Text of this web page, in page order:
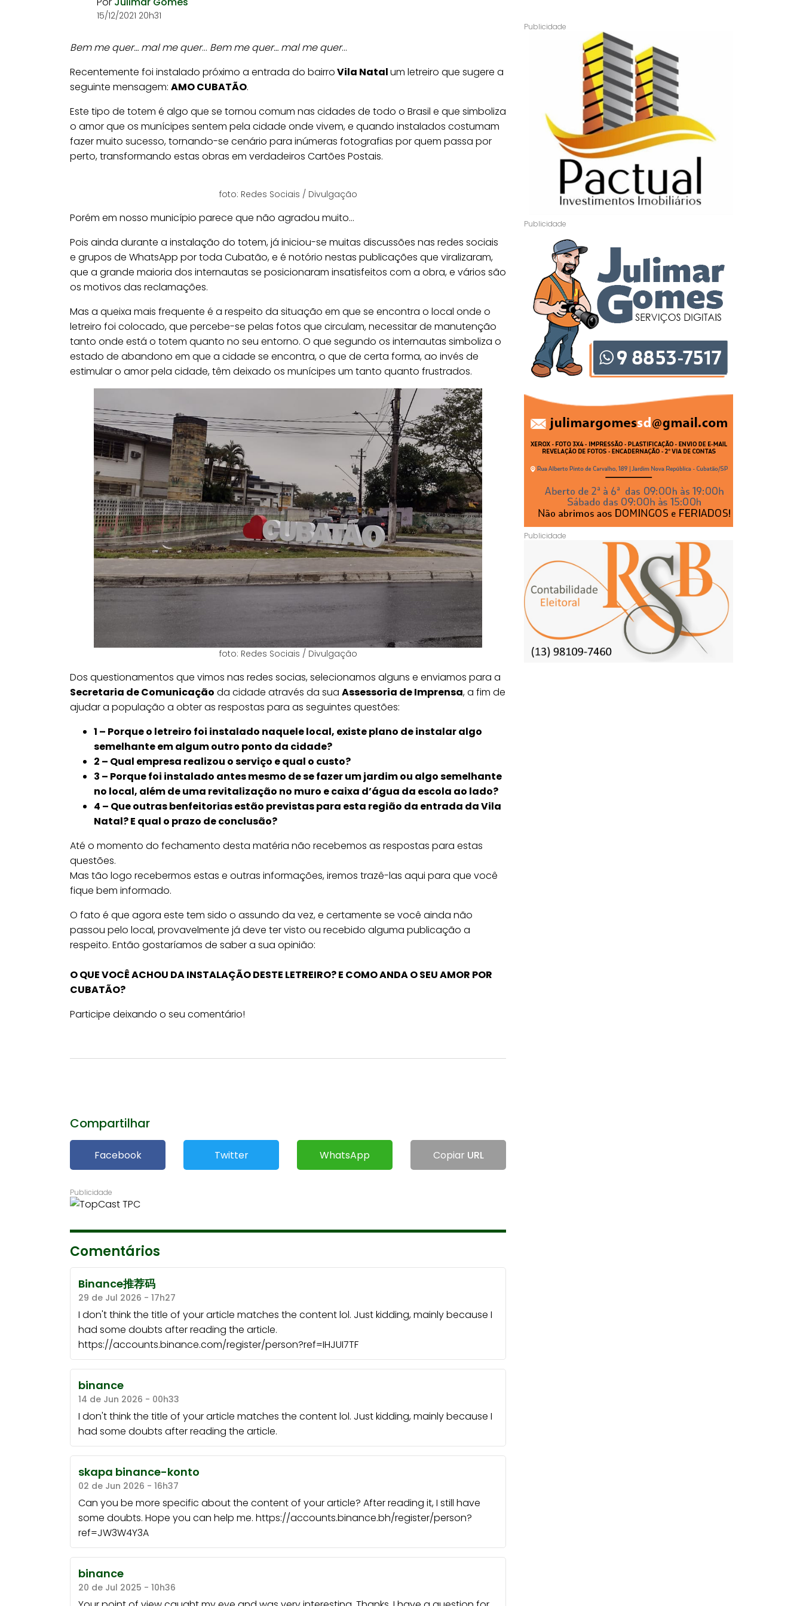
15/12/2021 20h31
Bem me quer… mal me quer… Bem me quer… mal me quer…
Recentemente foi instalado próximo a entrada do bairroVila Natalum letreiro que sugere a
seguinte mensagem: AMO CUBATÃO.
Este tipo de totem é algo que se tornou comum nas cidades de todo o Brasil e que simboliza
o amor que os munícipes sentem pela cidade onde vivem, e quando instalados costumam
fazer muito sucesso, tornando-se cenário para inúmeras fotografias por quem passa por
perto, transformando estas obras em verdadeiros Cartões Postais.
foto: Redes Sociais / Divulgação
Porém em nosso município parece que não agradou muito…
Pois ainda durante a instalação do totem, já iniciou-se muitas discussões nas redes sociais
e grupos de WhatsApp por toda Cubatão, e é notório nestas publicações que viralizaram,
que a grande maioria dos internautas se posicionaram insatisfeitos com a obra, e vários são
os motivos das reclamações.
Mas a queixa mais frequente é a respeito da situação em que se encontra o local onde o
letreiro foi colocado, que percebe-se pelas fotos que circulam, necessitar de manutenção
tanto onde está o totem quanto no seu entorno. O que segundo os internautas simboliza o
estado de abandono em que a cidade se encontra, o que de certa forma, ao invés de
estimular o amor pela cidade, têm deixado os munícipes um tanto quanto frustrados.
foto: Redes Sociais / Divulgação
Dos questionamentos que vimos nas redes socias, selecionamos alguns e enviamos para a
Secretaria de Comunicação da cidade através da sua Assessoria de Imprensa, a fim de
ajudar a população a obter as respostas para as seguintes questões:
1 – Porque o letreiro foi instalado naquele local, existe plano de instalar algo
semelhante em algum outro ponto da cidade?
2 – Qual empresa realizou o serviço e qual o custo?
3 – Porque foi instalado antes mesmo de se fazer um jardim ou algo semelhante
no local, além de uma revitalização no muro e caixa d’água da escola ao lado?
4 – Que outras benfeitorias estão previstas para esta região da entrada da Vila
Natal? E qual o prazo de conclusão?
Até o momento do fechamento desta matéria não recebemos as respostas para estas
questões.
Mas tão logo recebermos estas e outras informações, iremos trazê-las aqui para que você
fique bem informado.
O fato é que agora este tem sido o assundo da vez, e certamente se você ainda não
passou pelo local, provavelmente já deve ter visto ou recebido alguma publicação a
respeito. Então gostaríamos de saber a sua opinião:
O QUE VOCÊ ACHOU DA INSTALAÇÃO DESTE LETREIRO? E COMO ANDA O SEU AMOR POR
CUBATÃO?
Participe deixando o seu comentário!
Compartilhar
Facebook Twitter WhatsApp Copiar URL
Comentários
Binance推荐码
29 de Jul 2026 - 17h27
I don't think the title of your article matches the content lol. Just kidding, mainly because I
had some doubts after reading the article.
https://accounts.binance.com/register/person?ref=IHJUI7TF
binance
14 de Jun 2026 - 00h33
I don't think the title of your article matches the content lol. Just kidding, mainly because I
had some doubts after reading the article.
skapa binance-konto
02 de Jun 2026 - 16h37
Can you be more specific about the content of your article? After reading it, I still have
some doubts. Hope you can help me. https://accounts.binance.bh/register/person?
ref=JW3W4Y3A
binance
20 de Jul 2025 - 10h36